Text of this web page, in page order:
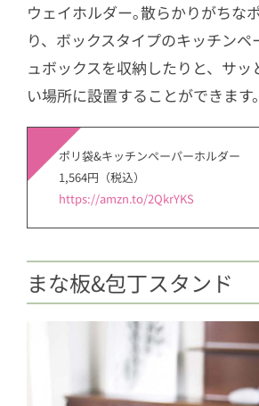
ウェイホルダー｡散らかりがちな
り、ボックスタイプのキッチンペ
ュボックスを収納したりと、サッ
い場所に設置することができます。
ポリ袋&キッチンペーパーホルダー
1,564円（税込）
https://amzn.to/2QkrYKS
まな板&包丁スタンド